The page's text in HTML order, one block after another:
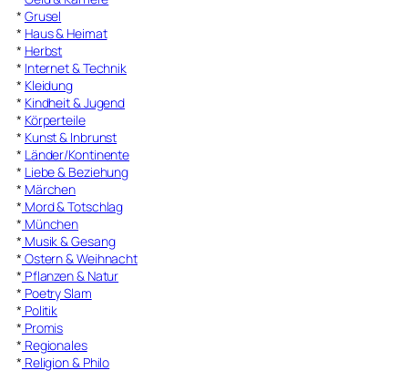
* Grusel
* Haus & Heimat
* Herbst
* Internet & Technik
* Kleidung
* Kindheit & Jugend
* Körperteile
* Kunst & Inbrunst
* Länder/Kontinente
* Liebe & Beziehung
* Märchen
* Mord & Totschlag
* München
* Musik & Gesang
* Ostern & Weihnacht
* Pflanzen & Natur
* Poetry Slam
* Politik
* Promis
* Regionales
* Religion & Philo